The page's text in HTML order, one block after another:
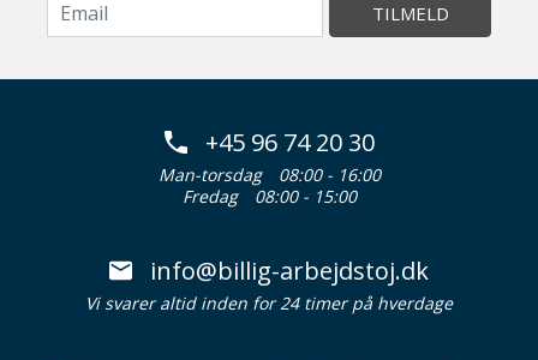
TILMELD
+45 96 74 20 30
Man-torsdag
08:00 - 16:00
Fredag
08:00 - 15:00
info@billig-arbejdstoj.dk
Vi svarer altid inden for 24 timer på hverdage